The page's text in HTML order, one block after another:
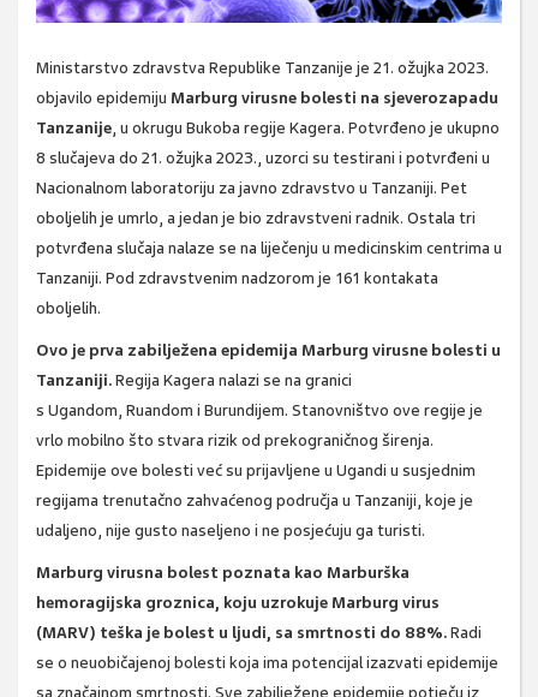
Ministarstvo zdravstva Republike Tanzanije je 21. ožujka 2023.
objavilo epidemiju Marburg virusne bolesti na sjeverozapadu
Tanzanije, u okrugu Bukoba regije Kagera. Potvrđeno je ukupno
8 slučajeva do 21. ožujka 2023., uzorci su testirani i potvrđeni u
Nacionalnom laboratoriju za javno zdravstvo u Tanzaniji. Pet
oboljelih je umrlo, a jedan je bio zdravstveni radnik. Ostala tri
potvrđena slučaja nalaze se na liječenju u medicinskim centrima u
Tanzaniji. Pod zdravstvenim nadzorom je 161 kontakata
oboljelih.
Ovo je prva zabilježena epidemija Marburg virusne bolesti u
Tanzaniji.Regija Kagera nalazi se na granici
s Ugandom, Ruandom i Burundijem. Stanovništvo ove regije je
vrlo mobilno što stvara rizik od prekograničnog širenja.
Epidemije ove bolesti već su prijavljene u Ugandi u susjednim
regijama trenutačno zahvaćenog područja u Tanzaniji, koje je
udaljeno, nije gusto naseljeno i ne posjećuju ga turisti.
Marburg virusna bolest poznata kao Marburška
hemoragijska groznica, koju uzrokuje Marburg virus
(MARV) teška je bolest u ljudi, sa smrtnosti do 88%.Radi
se o neuobičajenoj bolesti koja ima potencijal izazvati epidemije